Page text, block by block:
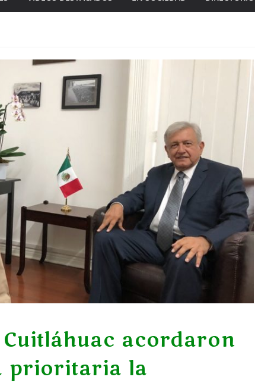
acordaron
prioritaria la